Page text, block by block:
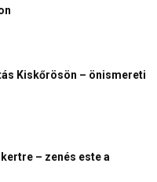
Kiskőrösön – önismereti
– zenés este a